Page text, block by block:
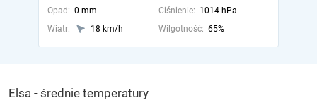
Opad: 0 mm Ciśnienie: 1014 hPa
Wiatr:
18 km/h Wilgotność: 65%
Elsa - średnie temperatury